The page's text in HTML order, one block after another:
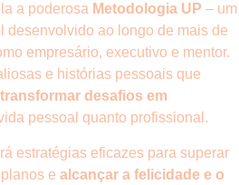
a poderosa Metodologia UP – um
desenvolvido ao longo de mais de
empresário, executivo e mentor.
e histórias pessoais que
transformar desafios em
pessoal quanto profissional.
estratégias eficazes para superar
e alcançar a felicidade e o